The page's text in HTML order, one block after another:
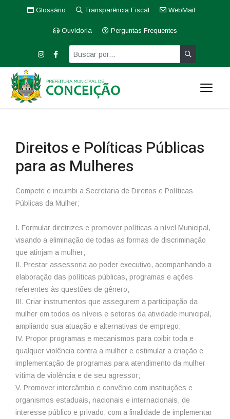
Glossário Transparência Fiscal WebMail
Ouvidoria Perguntas Frequentes
Direitos e Políticas Públicas
para as Mulheres
Compete e incumbi a Secretaria de Direitos e Políticas
Públicas da Mulher;
I. Formular diretrizes e promover políticas a nível Municipal,
visando a eliminação de todas as formas de discriminação
que atinjam a mulher;
II. Prestar assessoria ao poder executivo, acompanhando a
elaboração das políticas públicas, programas e ações
referentes às questões de gênero;
III. Criar instrumentos que assegurem a participação da
mulher em todos os níveis e setores da atividade municipal,
ampliando sua atuação e alternativas de emprego;
IV. Propor programas e mecanismos para coibir toda e
qualquer violência contra a mulher e estimular a criação e
implementação de programas para atendimento da mulher
vítima de violência e de seu agressor;
V. Promover intercâmbio e convênio com instituições e
organismos estaduais, nacionais e internacionais, de
interesse público e privado, com a finalidade de implementar